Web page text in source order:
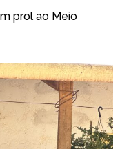
prol ao Meio